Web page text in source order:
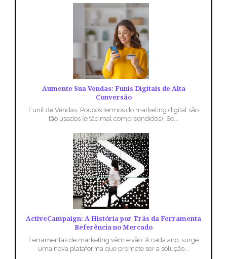
Aumente Sua Vendas: Funis Digitais de Alta
Conversão
Funil de Vendas. Poucos termos do marketing digital são
tão usados (e tão mal compreendidos). Se...
ActiveCampaign: A História por Trás da Ferramenta
Referência no Mercado
Ferramentas de marketing vêm e vão. A cada ano, surge
uma nova plataforma que promete ser a solução...